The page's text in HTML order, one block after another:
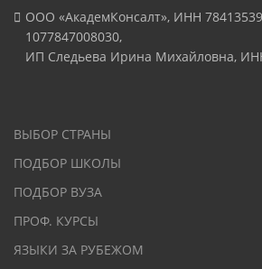
ООО «АкадемКонсалт», ИНН
1077847008030,
ИП Следьева Ирина Михайловна,
ВЫБОР СТРАНЫ
ПОДБОР ШКОЛЫ
ПОДБОР ВУЗА
ПРОФ. КУРСЫ
ЯЗЫКИ ЗА РУБЕЖОМ